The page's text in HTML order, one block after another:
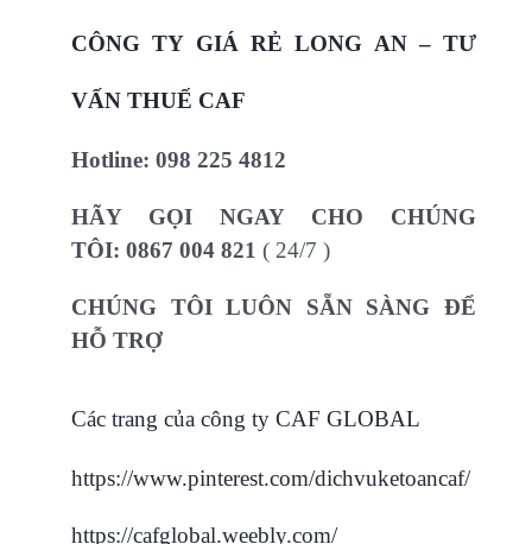
CÔNG TY GIÁ RẺ LONG AN – TƯ
VẤN THUẾ CAF
Hotline: 098 225 4812
HÃY GỌI NGAY CHO CHÚNG
TÔI: 0867 004 821 ( 24/7 )
CHÚNG TÔI LUÔN SẴN SÀNG ĐỂ
HỖ TRỢ
Các trang của công ty CAF GLOBAL
https://www.pinterest.com/dichvuketoancaf/
https://cafglobal.weebly.com/